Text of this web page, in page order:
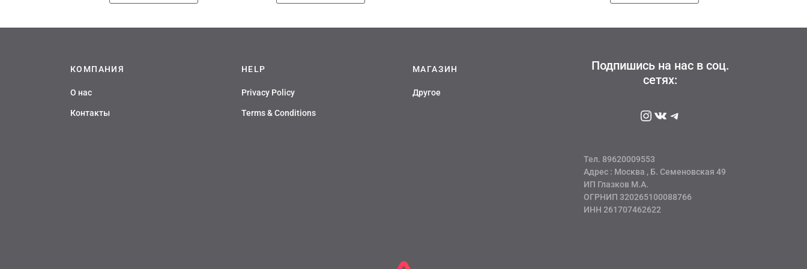
вариаций.
можно
на
товара.
КОМПАНИЯ
О нас
Контакты
HELP
Privacy Policy
Terms & Conditions
МАГАЗИН
Другое
Подпишись на нас в соц.
сетях:
Instagram
Тел. 89620009553
Адрес : Москва , Б. Семеновская 49
ИП Глазков М.А.
ОГРНИП 320265100088766
ИНН 261707462622